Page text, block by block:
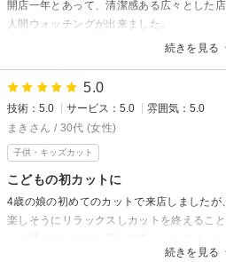
続きを見る
開店一年とあって、清潔感ある広々とした
人間ウォッチングが出来ました。
お二人のスタッフの方も、接客や技術も丁
5.0
技術：5.0 サービス：5.0
雰囲気：5.0
まきさん / 30代 (女性)
子供・キッズカット
こどもの初カットに
続きを見る
4歳の娘の初めてのカットで来店しましたが
楽しそうにリラックスしカットを終えるこ